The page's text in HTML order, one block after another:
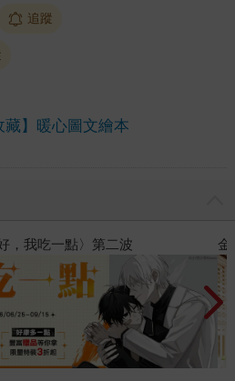
追蹤
藏】暖心圖文繪本
子書